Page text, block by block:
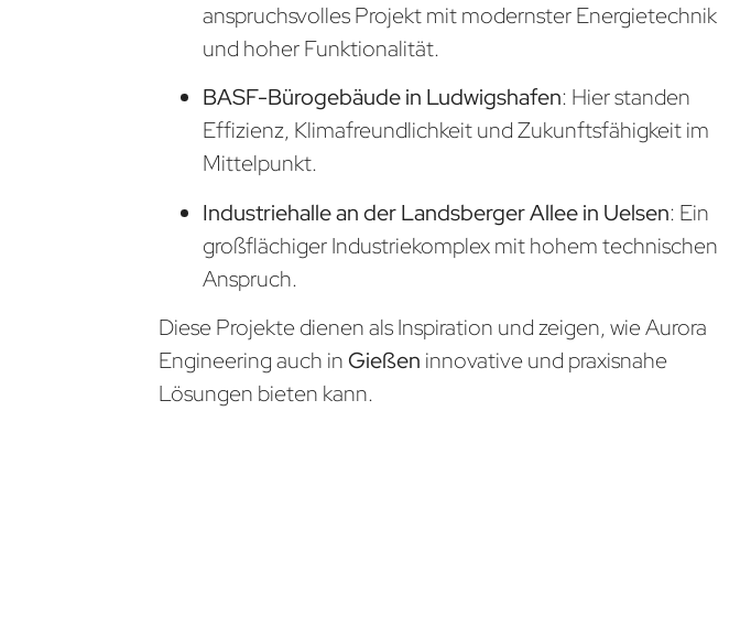
anspruchsvolles Projekt mit modernster Energietechnik
und hoher Funktionalität.
BASF-Bürogebäude in Ludwigshafen: Hier standen
Effizienz, Klimafreundlichkeit und Zukunftsfähigkeit im
Mittelpunkt.
Industriehalle an der Landsberger Allee in Uelsen: Ein
großflächiger Industriekomplex mit hohem technischen
Anspruch.
Diese Projekte dienen als Inspiration und zeigen, wie Aurora
Engineering auch in Gießen innovative und praxisnahe
Lösungen bieten kann.